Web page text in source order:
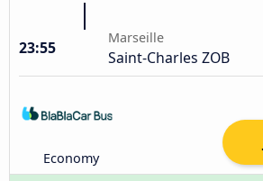
23:55
Marseille
Saint-Charles ZOB
Economy